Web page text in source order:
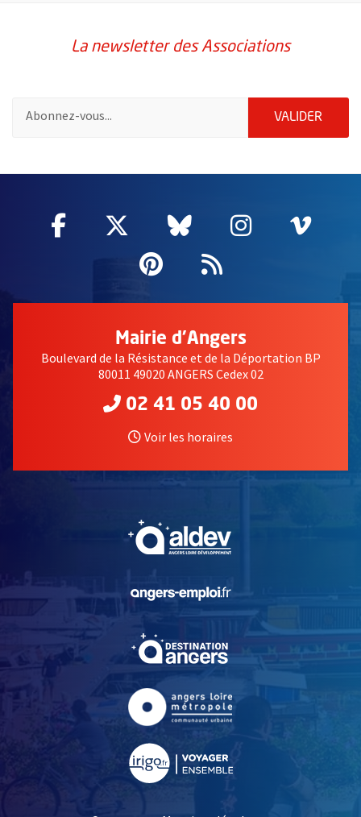
La newsletter des Associations
VALIDER
Facebook
, Ouvre une nouvelle fenêtre
Twitter
, Ouvre une nouvelle
Bluesky
, Ouvre une
Instagram
, Ouvre
,
Pinterest
, Ouvre une
Flux RSS
Mairie d'Angers
Boulevard de la Résistance et de la Déportation BP
80011 49020 ANGERS Cedex 02
02 41 05 40 00
Voir les horaires
, Ouvre une nouvelle
, Ouvre une nouvelle